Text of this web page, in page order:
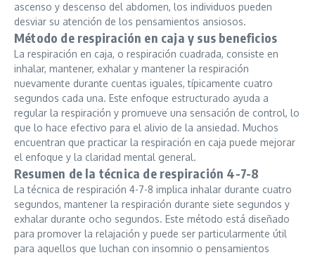
ascenso y descenso del abdomen, los individuos pueden
desviar su atención de los pensamientos ansiosos.
Método de respiración en caja y sus beneficios
La respiración en caja, o respiración cuadrada, consiste en
inhalar, mantener, exhalar y mantener la respiración
nuevamente durante cuentas iguales, típicamente cuatro
segundos cada una. Este enfoque estructurado ayuda a
regular la respiración y promueve una sensación de control, lo
que lo hace efectivo para el alivio de la ansiedad. Muchos
encuentran que practicar la respiración en caja puede mejorar
el enfoque y la claridad mental general.
Resumen de la técnica de respiración 4-7-8
La técnica de respiración 4-7-8 implica inhalar durante cuatro
segundos, mantener la respiración durante siete segundos y
exhalar durante ocho segundos. Este método está diseñado
para promover la relajación y puede ser particularmente útil
para aquellos que luchan con insomnio o pensamientos